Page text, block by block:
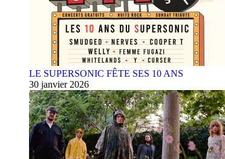
LE SUPERSONIC FÊTE SES 10 ANS
30 janvier 2026